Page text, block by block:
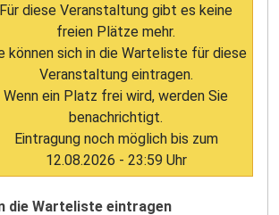
Für diese Veranstaltung gibt es keine
freien Plätze mehr.
können sich in die Warteliste für diese
Veranstaltung eintragen.
Wenn ein Platz frei wird, werden Sie
benachrichtigt.
Eintragung noch möglich bis zum
12.08.2026 - 23:59 Uhr
die Warteliste eintragen